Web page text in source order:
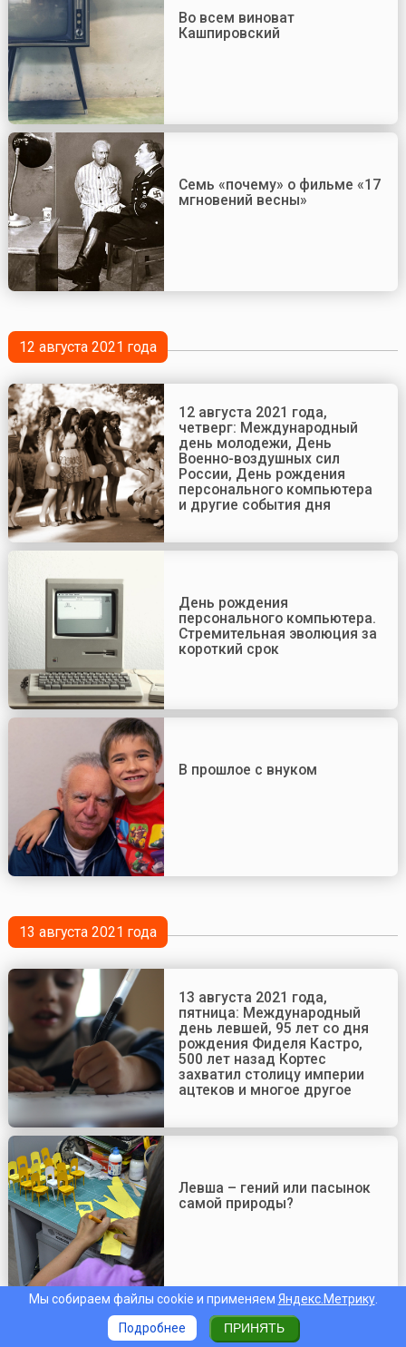
Во всем виноват
Кашпировский
Семь «почему» о фильме «17
мгновений весны»
12 августа 2021 года
12 августа 2021 года,
четверг: Международный
день молодежи, День
Военно-воздушных сил
России, День рождения
персонального компьютера
и другие события дня
День рождения
персонального компьютера.
Стремительная эволюция за
короткий срок
В прошлое с внуком
13 августа 2021 года
13 августа 2021 года,
пятница: Международный
день левшей, 95 лет со дня
рождения Фиделя Кастро,
500 лет назад Кортес
захватил столицу империи
ацтеков и многое другое
Левша – гений или пасынок
самой природы?
Мы собираем файлы cookie и применяем Яндекс.Метрику.
Подробнее
ПРИНЯТЬ